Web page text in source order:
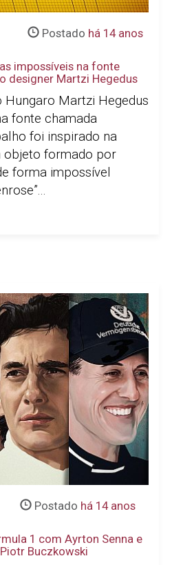
Postado há 14 anos
impossíveis na fonte
designer Martzi Hegedus
Hungaro Martzi Hegedus
fonte chamada
foi inspirado na
objeto formado por
forma impossível
Postado há 14 anos
1 com Ayrton Senna e
Buczkowski